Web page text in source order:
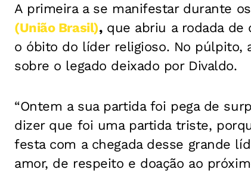
A primeira a se manifestar durante
(União Brasil),que abriu a rodada de
o óbito do líder religioso. No púlpito,
sobre o legado deixado por Divaldo.
“Ontem a sua partida foi pega de
dizer que foi uma partida triste,
festa com a chegada desse grande
amor, de respeito e doação ao